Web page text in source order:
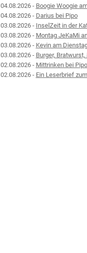
04.08.2026 - Boogie Woogie
04.08.2026 - Darius bei Pipo
03.08.2026 - InselZeit in der
03.08.2026 - Montag JeKaMi
03.08.2026 - Kevin am
03.08.2026 - Burger,
02.08.2026 - Mittrinken bei Pipo
02.08.2026 - Ein Leserbrief